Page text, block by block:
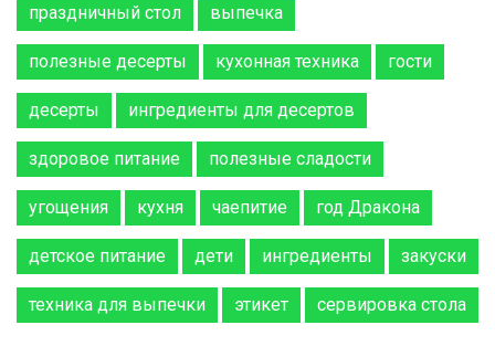
праздничный стол выпечка
полезные десерты кухонная техника гости
десерты ингредиенты для десертов
здоровое питание полезные сладости
угощения кухня чаепитие год Дракона
детское питание дети ингредиенты закуски
техника для выпечки этикет сервировка стола